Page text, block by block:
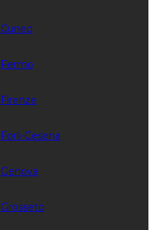
Cuneo
Fermo
Firenze
Forli-Cesena
Genova
Grosseto